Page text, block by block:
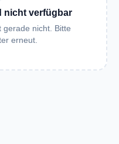
nicht verfügbar
gerade nicht. Bitte
erneut.